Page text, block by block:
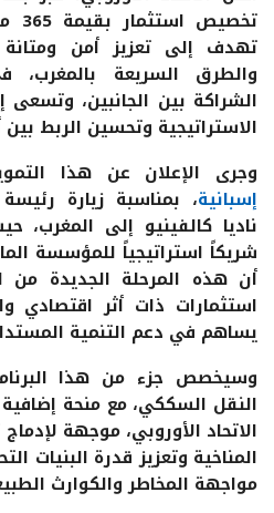
تخصيص استثمار بقيمة365 مليون يورو
تهدف إلى تعزيز أمن
والطرق السريعة
الشراكة بين الجانبين، وتسعى
الاستراتيجية وتحسين الربط بين
وجرى الإعلان عن هذا
إسبانية، بمناسبة زيارة
ناديا كالفينيو إلى المغرب،
شريكاً استراتيجياً للمؤسسة
أن هذه المرحلة الجديدة
استثمارات ذات أثر اقتصادي
يساهم في دعم التنمية
وسيخصص جزء من هذا
النقل السككي، مع منحة
الاتحاد الأوروبي، موجهة
المناخية وتعزيز قدرة البنيات
مواجهة المخاطر والكوارث